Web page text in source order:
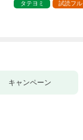
タテヨミ 試読フル
キャンペーン